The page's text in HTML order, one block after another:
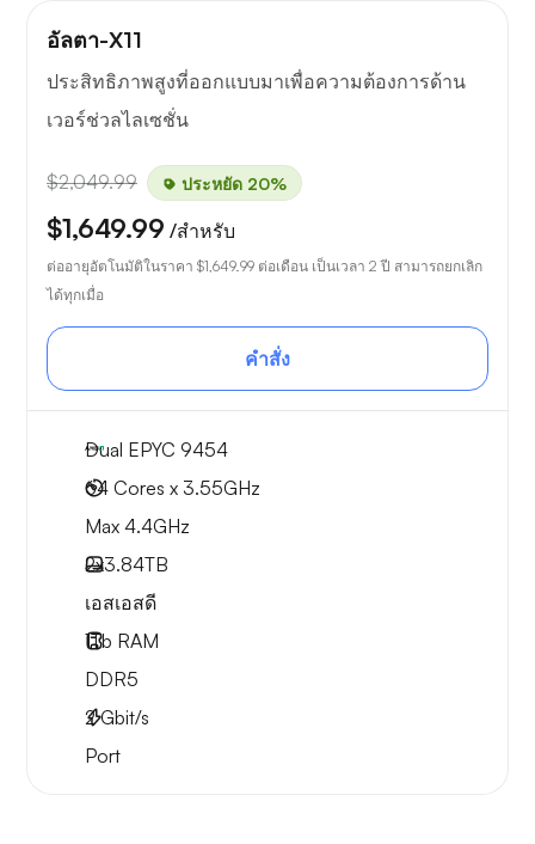
อัลตา-X11
ประสิทธิภาพสูงที่ออกแบบมาเพื่อความต้องการด้าน
เวอร์ช่วลไลเซชั่น
$2,049.99 ประหยัด 20%
$1,649.99 /สำหรับ
ต่ออายุอัตโนมัติในราคา $1,649.99 ต่อเดือน เป็นเวลา 2 ปี สามารถยกเลิก
ได้ทุกเมื่อ
คำสั่ง
Dual EPYC 9454
64 Cores x 3.55GHz
Max 4.4GHz
2x3.84TB
เอสเอสดี
1Tb RAM
DDR5
2Gbit/s
Port